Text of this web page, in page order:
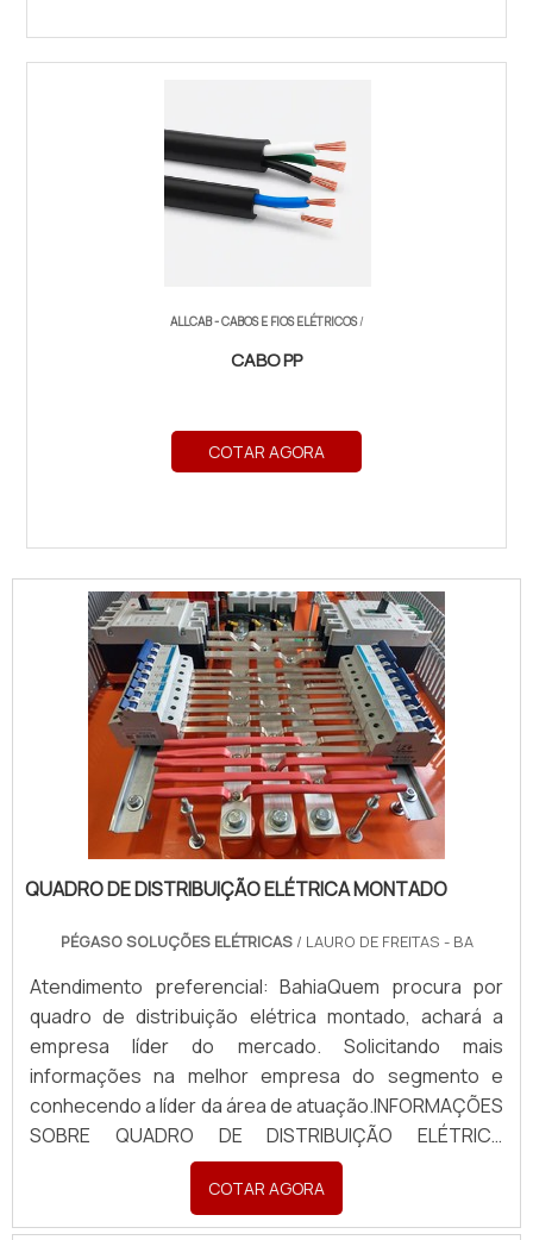
ALLCAB - CABOS E FIOS ELÉTRICOS/
CABO PP
COTAR AGORA
QUADRO DE DISTRIBUIÇÃO ELÉTRICA MONTADO
PÉGASO SOLUÇÕES ELÉTRICAS/ LAURO DE FREITAS - BA
Atendimento preferencial: BahiaQuem procura por
quadro de distribuição elétrica montado, achará a
empresa líder do mercado. Solicitando mais
informações na melhor empresa do segmento e
conhecendo a líder da área de atuação.INFORMAÇÕES
SOBRE QUADRO DE DISTRIBUIÇÃO ELÉTRICA
MONTADOQuem busca por quadro de distribuição
elétrica montado em uma empresa inovadora,
descobre a Pégaso Soluções Elétricas. Uma empresa
COTAR AGORA